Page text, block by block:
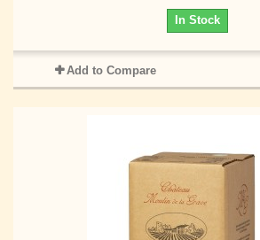
In Stock
Add to Compare